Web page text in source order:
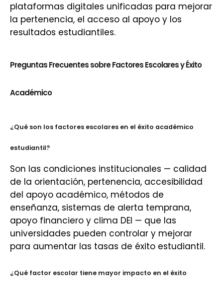
plataformas digitales unificadas para mejorar
la pertenencia, el acceso al apoyo y los
resultados estudiantiles.
Preguntas Frecuentes sobre Factores Escolares y Éxito
Académico
¿Qué son los factores escolares en el éxito académico
estudiantil?
Son las condiciones institucionales — calidad
de la orientación, pertenencia, accesibilidad
del apoyo académico, métodos de
enseñanza, sistemas de alerta temprana,
apoyo financiero y clima DEI — que las
universidades pueden controlar y mejorar
para aumentar las tasas de éxito estudiantil.
¿Qué factor escolar tiene mayor impacto en el éxito